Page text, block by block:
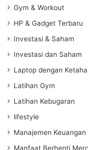
Gym & Workout
HP & Gadget Terbaru
Investasi & Saham
Investasi dan Saham
Laptop dengan
Latihan Gym
Latihan Kebugaran
lifestyle
Manajemen Keuangan
Manfaat Berhenti